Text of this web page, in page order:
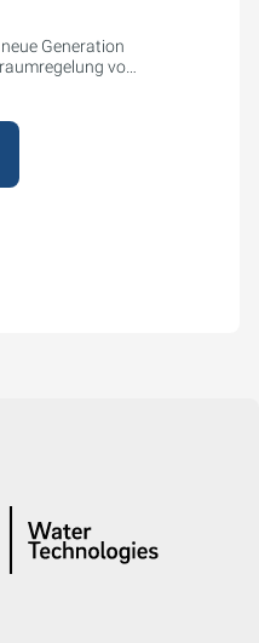
Generation
von
bietet
Montage
Funktionen
20%.